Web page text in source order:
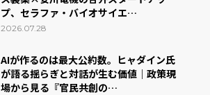
プ、セラファ・バイオサイエ…
2026.07.28
AIが作るのは最大公約数。ヒャダイン氏
が語る揺らぎと対話が生む価値｜政策現
場から見る『官民共創の…